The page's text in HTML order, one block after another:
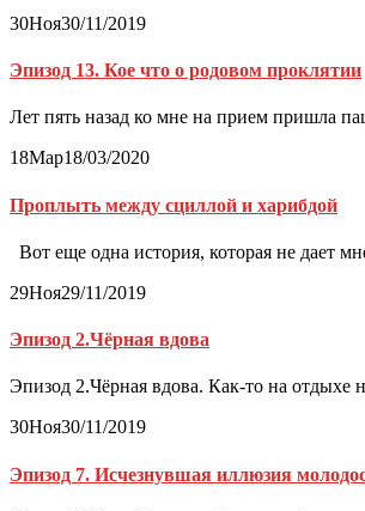
30Ноя30/11/2019
Эпизод 13. Кое что о родовом проклятии
Лет пять назад ко мне на прием пришла
18Мар18/03/2020
Проплыть между сциллой и харибдой
Вот еще одна история, которая не дает
29Ноя29/11/2019
Эпизод 2.Чёрная вдова
Эпизод 2.Чёрная вдова. Как-то на отдыхе
30Ноя30/11/2019
Эпизод 7. Исчезнувшая иллюзия